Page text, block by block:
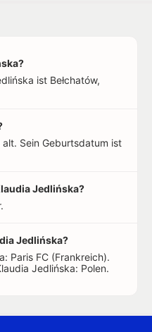
ist Bełchatów,
Sein Geburtsdatum ist
Jedlińska?
Jedlińska?
Paris FC (Frankreich).
Jedlińska: Polen.